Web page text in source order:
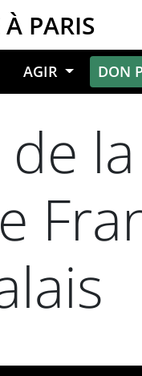
À PARIS
AGIR DON